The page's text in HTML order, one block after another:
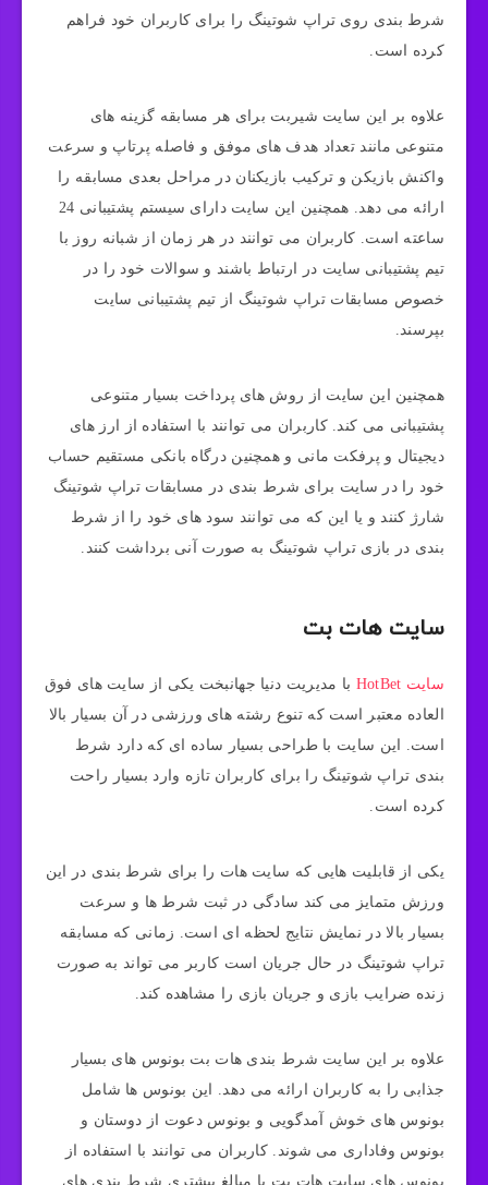
شرط بندی روی تراپ شوتینگ را برای کاربران خود فراهم
کرده است.
علاوه بر این سایت شیربت برای هر مسابقه گزینه های
متنوعی مانند تعداد هدف های موفق و فاصله پرتاپ و سرعت
واکنش بازیکن و ترکیب بازیکنان در مراحل بعدی مسابقه را
ارائه می دهد. همچنین این سایت دارای سیستم پشتیبانی 24
ساعته است. کاربران می توانند در هر زمان از شبانه روز با
تیم پشتیبانی سایت در ارتباط باشند و سوالات خود را در
خصوص مسابقات تراپ شوتینگ از تیم پشتیبانی سایت
بپرسند.
همچنین این سایت از روش های پرداخت بسیار متنوعی
پشتیبانی می کند. کاربران می توانند با استفاده از ارز های
دیجیتال و پرفکت مانی و همچنین درگاه بانکی مستقیم حساب
خود را در سایت برای شرط بندی در مسابقات تراپ شوتینگ
شارژ کنند و یا این که می توانند سود های خود را از شرط
بندی در بازی تراپ شوتینگ به صورت آنی برداشت کنند.
سایت هات بت
سایت HotBet
با مدیریت دنیا جهانبخت یکی از سایت های فوق
العاده معتبر است که تنوع رشته های ورزشی در آن بسیار بالا
است. این سایت با طراحی بسیار ساده ای که دارد شرط
بندی تراپ شوتینگ را برای کاربران تازه وارد بسیار راحت
کرده است.
یکی از قابلیت هایی که سایت هات را برای شرط بندی در این
ورزش متمایز می کند سادگی در ثبت شرط ها و سرعت
بسیار بالا در نمایش نتایج لحظه ای است. زمانی که مسابقه
تراپ شوتینگ در حال جریان است کاربر می تواند به صورت
زنده ضرایب بازی و جریان بازی را مشاهده کند.
علاوه بر این سایت شرط بندی هات بت بونوس های بسیار
جذابی را به کاربران ارائه می دهد. این بونوس ها شامل
بونوس های خوش آمدگویی و بونوس دعوت از دوستان و
بونوس وفاداری می شوند. کاربران می توانند با استفاده از
بونوس های سایت هات بت با مبالغ بیشتری شرط بندی های